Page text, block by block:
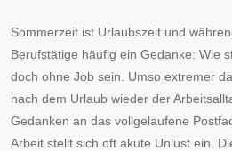
Sommerzeit ist Urlaubszeit und
Berufstätige häufig ein Gedanke: Wie
doch ohne Job sein. Umso extremer
nach dem Urlaub wieder der
Gedanken an das vollgelaufene
Arbeit stellt sich oft akute Unlust ein.